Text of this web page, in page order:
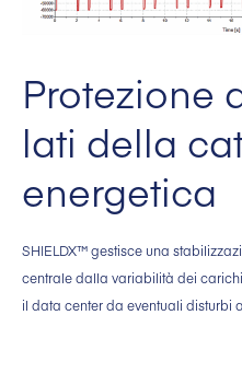
Protezione
lati della
energetica
SHIELDX™ gestisce una
centrale dalla variabilità dei
il data center da eventuali disturbi